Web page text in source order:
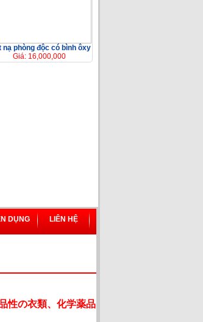
nạ phòng độc có bình ôxy
Giá: 16,000,000
DỤNG LIÊN HỆ
性の衣類、化学薬品